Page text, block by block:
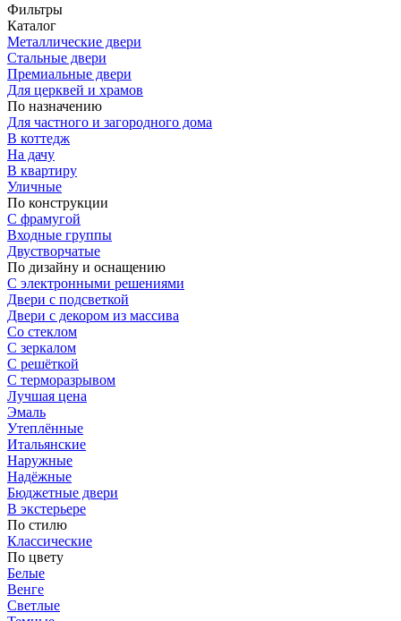
Фильтры
Каталог
Металлические двери
Стальные двери
Премиальные двери
Для церквей и храмов
По назначению
Для частного и загородного дома
В коттедж
На дачу
В квартиру
Уличные
По конструкции
С фрамугой
Входные группы
Двустворчатые
По дизайну и оснащению
С электронными решениями
Двери с подсветкой
Двери с декором из массива
Со стеклом
С зеркалом
С решёткой
С терморазрывом
Лучшая цена
Эмаль
Утеплённые
Итальянские
Наружные
Надёжные
Бюджетные двери
В экстерьере
По стилю
Классические
По цвету
Белые
Венге
Светлые